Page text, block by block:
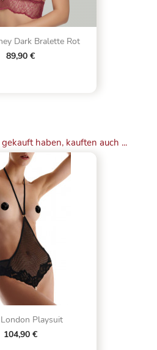
Dark Bralette Rot
89,90 €
haben, kauften auch ...
Playsuit
104,90 €